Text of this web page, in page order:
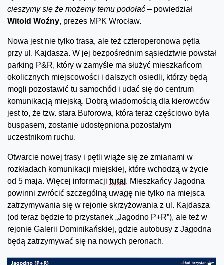
cieszymy się że możemy temu podołać – powiedział
Witold Woźny, prezes MPK Wrocław.
Nowa jest nie tylko trasa, ale też czteroperonowa pętla
przy ul. Kajdasza. W jej bezpośrednim sąsiedztwie powstał
parking P&R, który w zamyśle ma służyć mieszkańcom
okolicznych miejscowości i dalszych osiedli, którzy będą
mogli pozostawić tu samochód i udać się do centrum
komunikacją miejską. Dobrą wiadomością dla kierowców
jest to, że tzw. stara Buforowa, która teraz częściowo była
buspasem, zostanie udostępniona pozostałym
uczestnikom ruchu.
Otwarcie nowej trasy i pętli wiąże się ze zmianami w
rozkładach komunikacji miejskiej, które wchodzą w życie
od 5 maja. Więcej informacji tutaj. Mieszkańcy Jagodna
powinni zwrócić szczególną uwagę nie tylko na miejsca
zatrzymywania się w rejonie skrzyżowania z ul. Kajdasza
(od teraz będzie to przystanek „Jagodno P+R”), ale też w
rejonie Galerii Dominikańskiej, gdzie autobusy z Jagodna
będą zatrzymywać się na nowych peronach.